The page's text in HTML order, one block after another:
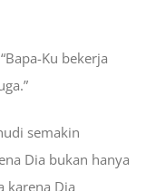
Ku bekerja
semakin
Dia bukan hanya
karena Dia